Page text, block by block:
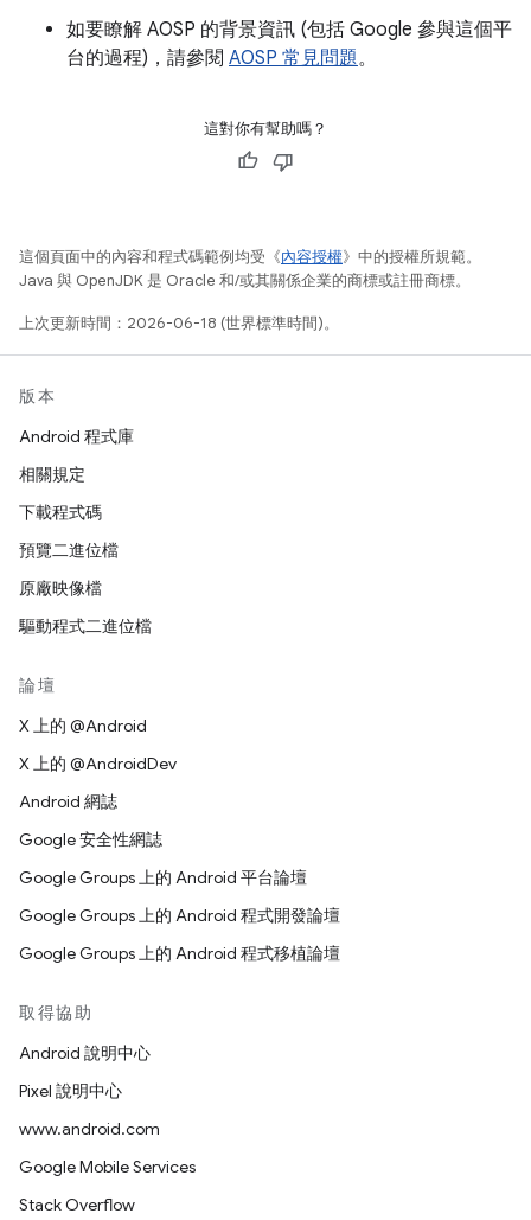
如要瞭解 AOSP 的背景資訊 (包括 Google 參與這個平
台的過程)，請參閱 AOSP 常見問題。
這對你有幫助嗎？
這個頁面中的內容和程式碼範例均受《內容授權》中的授權所規範。
Java 與 OpenJDK 是 Oracle 和/或其關係企業的商標或註冊商標。
上次更新時間：2026-06-18 (世界標準時間)。
版本
Android 程式庫
相關規定
下載程式碼
預覽二進位檔
原廠映像檔
驅動程式二進位檔
論壇
X 上的 @Android
X 上的 @AndroidDev
Android 網誌
Google 安全性網誌
Google Groups 上的 Android 平台論壇
Google Groups 上的 Android 程式開發論壇
Google Groups 上的 Android 程式移植論壇
取得協助
Android 說明中心
Pixel 說明中心
www.android.com
Google Mobile Services
Stack Overflow